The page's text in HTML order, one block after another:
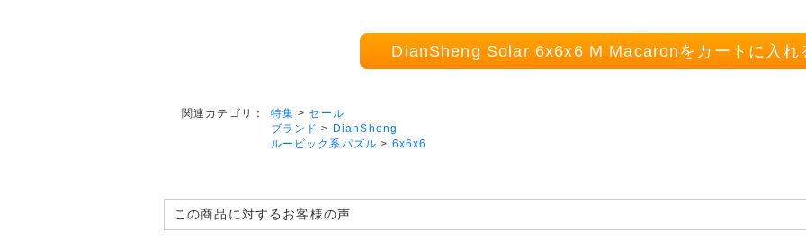
DianSheng Solar 6x6x6 M Macaronをカートに入れ
関連カテゴリ： 特集 >セール
ブランド > DianSheng
ルービック系パズル > 6x6x6
この商品に対するお客様の声